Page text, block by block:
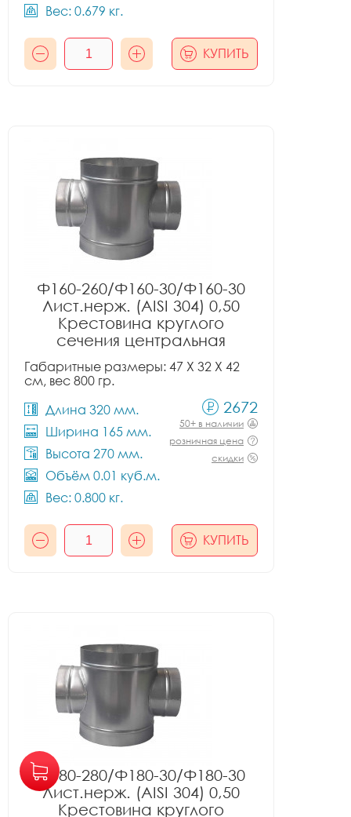
Вес: 0.679 кг.
КУПИТЬ
Ф160-260/Ф160-30/Ф160-30
Лист.нерж. (AISI 304) 0,50
Крестовина круглого
сечения центральная
Габаритные размеры: 47 X 32 X 42
см, вес 800 гр.
Длина 320 мм.
Ширина 165 мм.
Высота 270 мм.
Объём 0.01 куб.м.
Вес: 0.800 кг.
2672
50+ в наличии
розничная цена
скидки
КУПИТЬ
Ф180-280/Ф180-30/Ф180-30
Лист.нерж. (AISI 304) 0,50
Крестовина круглого